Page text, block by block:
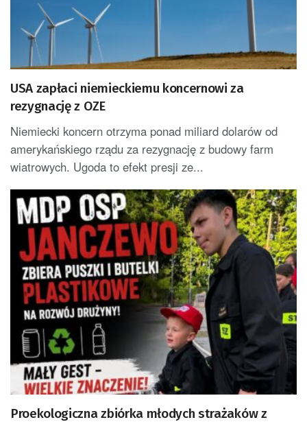
USA zapłaci niemieckiemu koncernowi za
rezygnację z OZE
Niemiecki koncern otrzyma ponad miliard dolarów od
amerykańskiego rządu za rezygnację z budowy farm
wiatrowych. Ugoda to efekt presji ze...
Proekologiczna zbiórka młodych strażaków z